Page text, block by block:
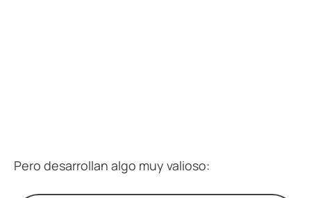
Pero desarrollan algo muy valioso: